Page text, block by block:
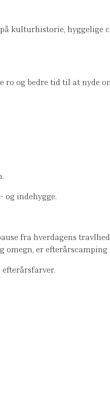
kulturhistorie, hyggelige
og bedre tid til at nyde
og indehygge.
fra hverdagens
er